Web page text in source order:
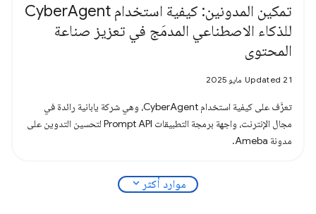
تمكين المدونين: كيفية استخدام CyberAgent
للذكاء الاصطناعي المدمَج في تعزيز صناعة
المحتوى
Updated 21 مايو 2025
تعرَّف على كيفية استخدام CyberAgent، وهي شركة يابانية رائدة في
مجال الإنترنت، واجهة برمجة التطبيقات Prompt API لتحسين التدوين على
مدونة Ameba.
موارد أكثر expand_more